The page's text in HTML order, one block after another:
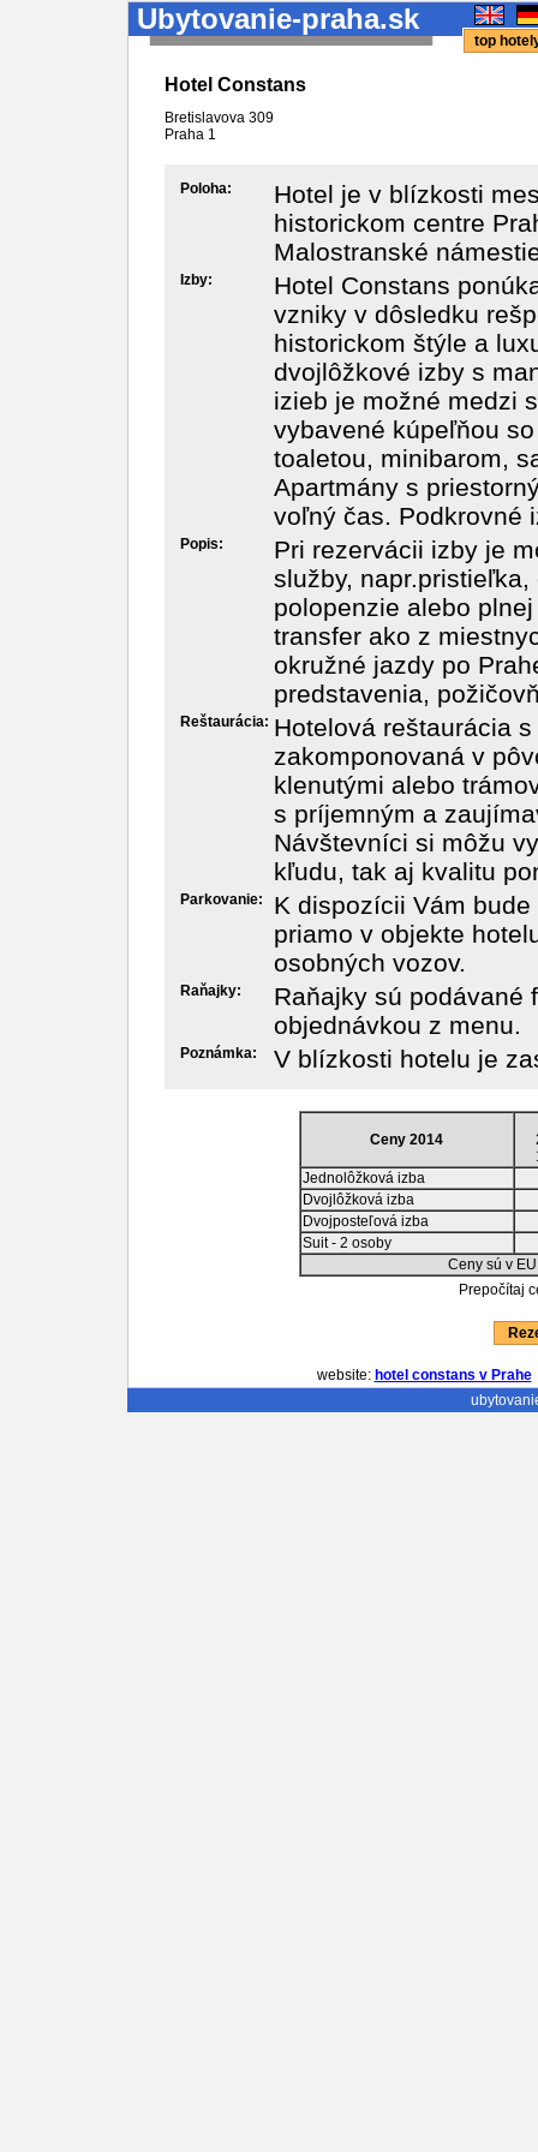
Ubytovanie-praha.sk
top
Hotel Constans
Bretislavova 309
Praha 1
Poloha:
Hotel je v blízkosti
historickom centre
Malostranské
Izby:
Hotel Constans
vzniky v dôsledku
historickom štýle a
dvojlôžkové izby s
izieb je možné medzi
vybavené kúpeľňou
toaletou, minibarom,
Apartmány s
voľný čas. Podkrovné
Popis:
Pri rezervácii izby je
služby,
polopenzie alebo
transfer ako z
okružné jazdy po
predstavenia,
Reštaurácia: Hotelová reštaurácia
zakomponovaná v
klenutými alebo
s príjemným a
Návštevníci si môžu
kľudu, tak aj kvalitu
Parkovanie:
K dispozícii Vám
priamo v objekte
osobných vozov.
Raňajky:
Raňajky sú podávané
objednávkou z menu.
Poznámka: V blízkosti hotelu je
Ceny 2014
Jednolôžková izba
Dvojlôžková izba
Dvojposteľová izba
Suit - 2 osoby
Ceny sú v
Prepočítaj
website: hotel constans v Prahe